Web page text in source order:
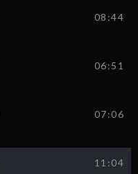
08:44
06:51
07:06
11:04